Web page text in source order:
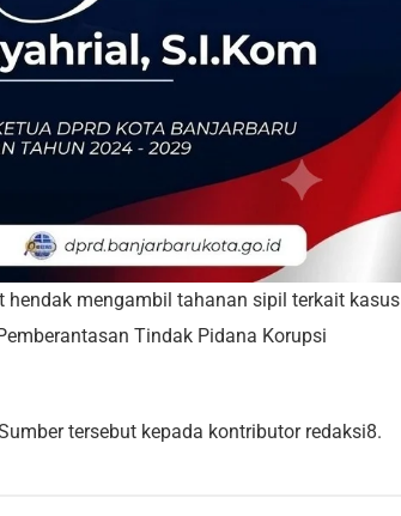
hendak mengambil tahanan sipil terkait kasus
Tindak Pidana Korupsi
tersebut kepada kontributor redaksi8.